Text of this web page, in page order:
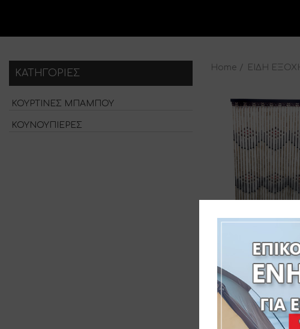
KΑΤΗΓΟΡΊΕΣ
ΚΟΥΡΤΙΝΕΣ ΜΠΑΜΠΟΥ
ΚΟΥΝΟΥΠΙΕΡΕΣ
Home ΕΙΔΗ
ΚΟΥΡΤΙΝΑ
ΔΙΑΣΤΑΣΕΙΣ:
10-06027